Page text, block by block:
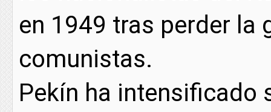
en 1949 tras perder la
comunistas.
Pekín ha intensificado